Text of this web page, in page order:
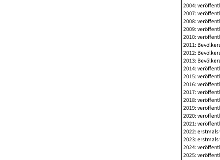
2004:
2007:
2008:
2009:
2010:
2011:
2012:
2013:
2014:
2015:
2016:
2017:
2018:
2019:
2020:
2021:
2022:
2023:
2024:
2025: